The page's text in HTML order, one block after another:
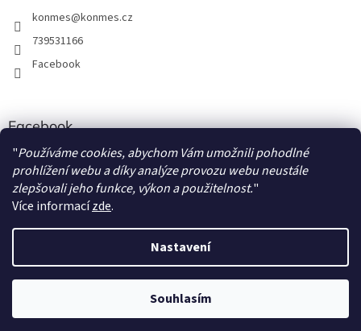
"Používáme cookies, abychom Vám umožnili pohodlné
prohlížení webu a díky analýze provozu webu neustále
zlepšovali jeho funkce, výkon a použitelnost."
Více informacízde.
Nastavení
Souhlasím
1 2
konmes@konmes.cz
739531166
Facebook
Facebook
Papíráda
Copyright 2026Papíráda. Všechna práva vyhrazena.